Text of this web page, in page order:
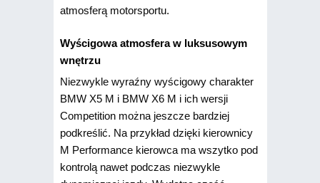
atmosferą motorsportu.
Wyścigowa atmosfera w luksusowym
wnętrzu
Niezwykle wyraźny wyścigowy charakter
BMW X5 M i BMW X6 M i ich wersji
Competition można jeszcze bardziej
podkreślić. Na przykład dzięki kierownicy
M Performance kierowca ma wszytko pod
kontrolą nawet podczas niezwykle